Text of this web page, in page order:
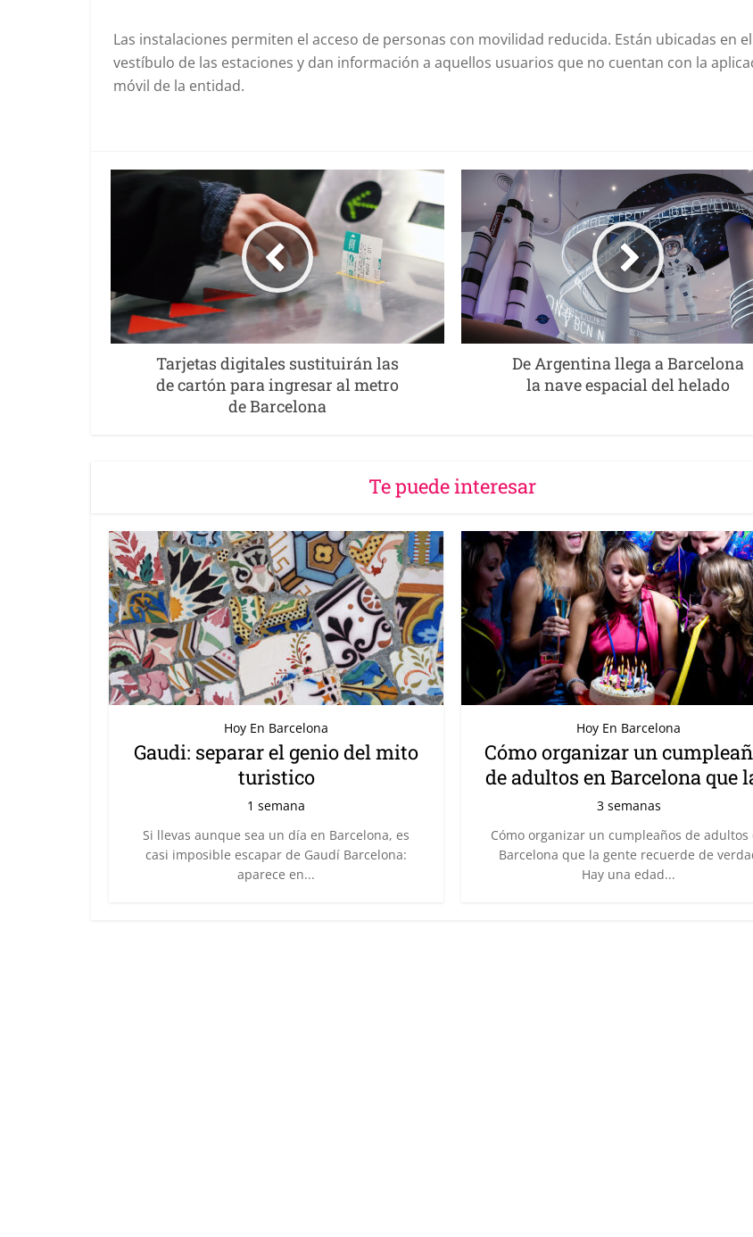
Las instalaciones permiten el acceso de personas con movilidad reducida. Están ubicadas en el
vestíbulo de las estaciones y dan información a aquellos usuarios que no cuentan con la
móvil de la entidad.
Tarjetas digitales sustituirán las
de cartón para ingresar al metro
de Barcelona
De Argentina llega a Barcelona
la nave espacial del helado
Te puede interesar
Hoy En Barcelona
Gaudi: separar el genio del mito
turistico
1 semana
Si llevas aunque sea un día en Barcelona, es
casi imposible escapar de Gaudí Barcelona:
aparece en...
Hoy En Barcelona
Cómo organizar un
de adultos en Barcelona que
3 semanas
Cómo organizar un cumpleaños de adultos
Barcelona que la gente recuerde de
Hay una edad...